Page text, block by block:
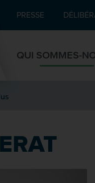
Pied de page
PRESSE
QUI SOMMES-